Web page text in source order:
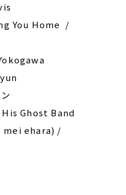
You Home /
Ghost Band
mei ehara) /